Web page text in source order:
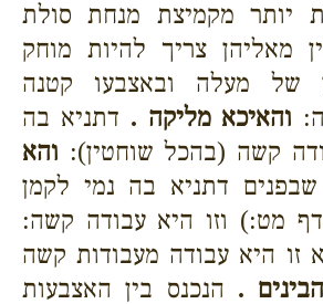
יותר מקמיצת מנחת סולת
מאליהן צריך להיות מוחק
של מעלה ובאצבעו קטנה
והאיכא מליקה . דתניא בה
קשה (בהכל שוחטין): והא
שבפנים דתניא בה נמי לקמן
דף מט:) וזו היא עבודה קשה:
זו היא עבודה מעבודות קשה
. הנכנס בין האצבעות